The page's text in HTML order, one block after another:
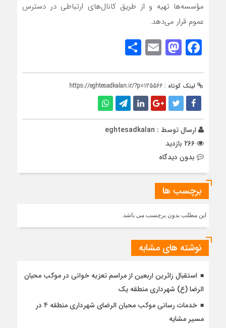
مؤسسه‌ها تهیه و از طریق کانال‌های ارتباطی در دسترس
عموم قرار می‌‌دهد.
Facebook
Mastodon
Email
لینک کوتاه : https://eghtesadkalan.ir/?p=125566
ارسال توسط : eghtesadkalan
بدون دیدگاه
برچسب ها
این مطلب بدون برچسب می باشد.
نوشته های مشابه
استقبال زائرین اربعین از مراسم تعزیه خوانی در موکب محبان
الرضا (ع) شهرداری منطقه یک
خدمات رسانی موکب محبان الرضای شهرداری منطقه ۴ در
مسیر مشایه